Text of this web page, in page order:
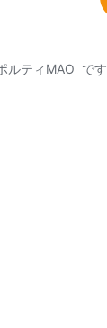
ルティMAO です